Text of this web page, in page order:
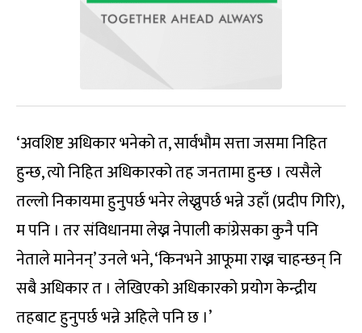
‘अवशिष्ट अधिकार भनेको त, सार्वभौम सत्ता जसमा निहित
हुन्छ, त्यो निहित अधिकारको तह जनतामा हुन्छ । त्यसैले
तल्लो निकायमा हुनुपर्छ भनेर लेख्नुपर्छ भन्ने उहाँ (प्रदीप गिरि),
म पनि । तर संविधानमा लेख्न नेपाली कांग्रेसका कुनै पनि
नेताले मानेनन्’ उनले भने, ‘किनभने आफूमा राख्न चाहन्छन् नि
सबै अधिकार त । लेखिएको अधिकारको प्रयोग केन्द्रीय
तहबाट हुनुपर्छ भन्ने अहिले पनि छ ।’